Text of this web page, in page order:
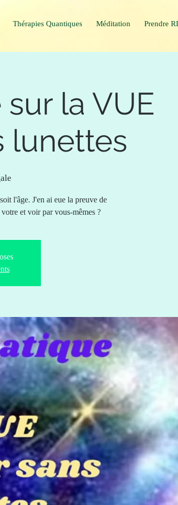
Thérapies Quantiques Méditation Prendre
la VUE
lunettes
l'âge. J'en ai eue la preuve de
et voir par vous-mêmes ?